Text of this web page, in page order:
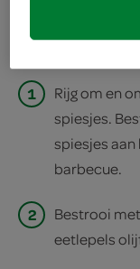
1
Rijg om en
spiesjes.
spiesjes
barbecue.
2
Bestrooi
eetlepels